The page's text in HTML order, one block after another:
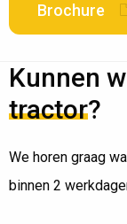
Brochure
Kunnen
tractor?
We horen graag
binnen 2